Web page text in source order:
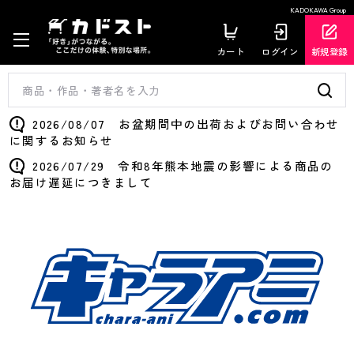
KADOKAWA Group
カート ログイン 新規登録
2026/08/07 お盆期間中の出荷およびお問い合わせ
に関するお知らせ
2026/07/29 令和8年熊本地震の影響による商品の
お届け遅延につきまして